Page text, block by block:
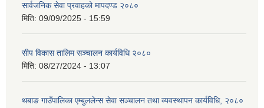
सार्वजनिक सेवा प्रवाहको मापदण्ड २०८०
मिति: 09/09/2025 - 15:59
सीप विकास तालिम सञ्चालन कार्यविधि २०८०
मिति: 08/27/2024 - 13:07
थबाङ गाउँपालिका एम्बुललेन्स सेवा सञ्चालन तथा व्यवस्थापन कार्यविधि, २०८०